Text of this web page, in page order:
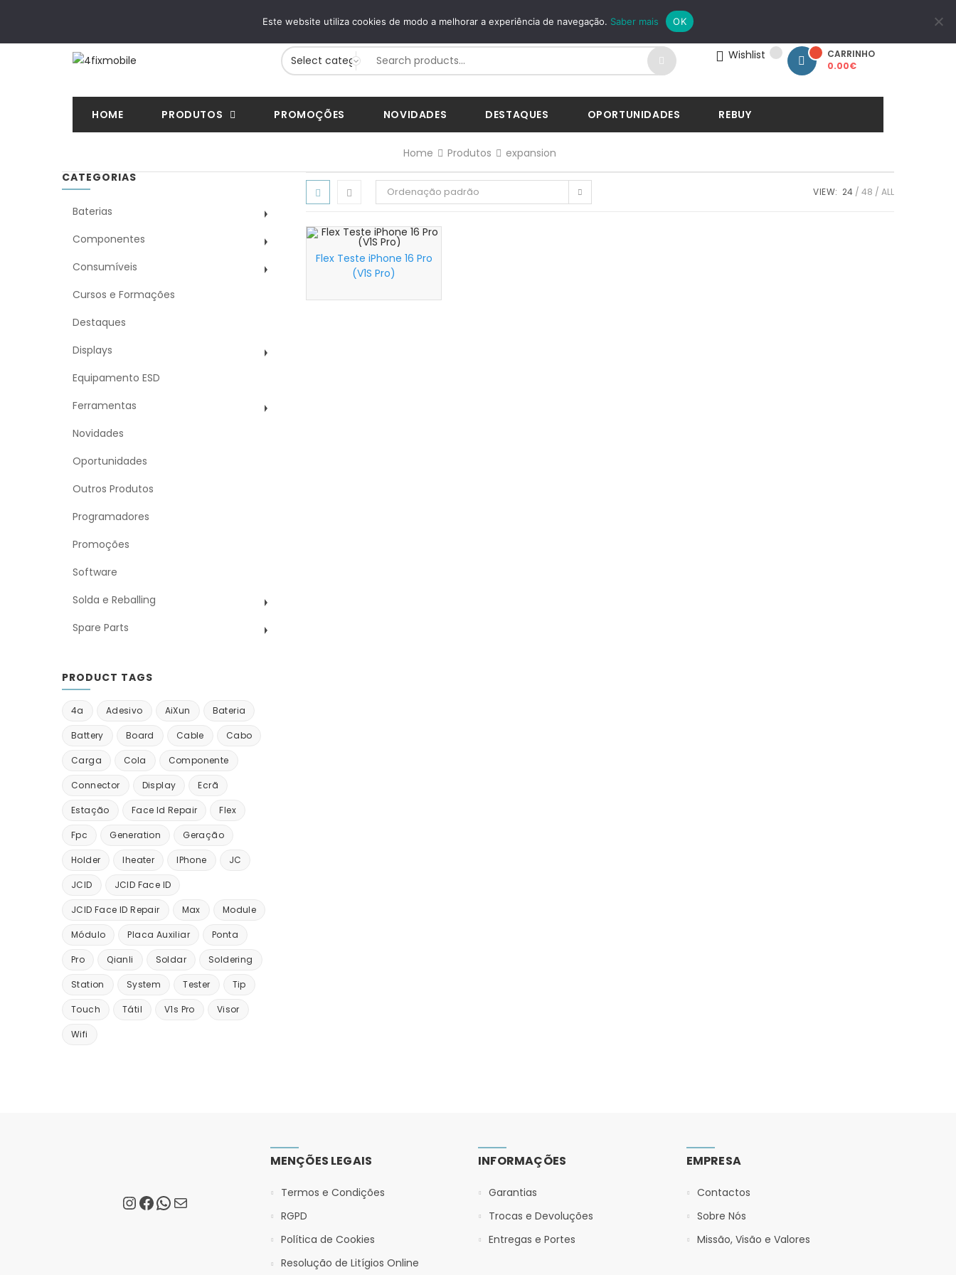
VISA, Mastercard, MBWay... +351 926 268 200
Wishlist
CARRINHO
0.00€
HOME PRODUTOS PROMOÇÕES NOVIDADES DESTAQUES OPORTUNIDADES REBUY
Home Produtos expansion
Ordenação padrão VIEW: 24 48 ALL
Flex Teste iPhone 16 Pro
(V1S Pro)
CATEGORIAS
Baterias
Componentes
Consumíveis
Cursos e Formações
Destaques
Displays
Equipamento ESD
Ferramentas
Novidades
Oportunidades
Outros Produtos
Programadores
Promoções
Software
Solda e Reballing
Spare Parts
PRODUCT TAGS
4a Adesivo AiXun Bateria
Battery Board Cable Cabo
Carga Cola Componente
Connector Display Ecrã
Estação Face Id Repair Flex
Fpc Generation Geração
Holder Iheater IPhone JC
JCID JCID Face ID
JCID Face ID Repair Max Module
Módulo Placa Auxiliar Ponta
Pro Qianli Soldar Soldering
Station System Tester Tip
Touch Tátil V1s Pro Visor
Wifi
MENÇÕES LEGAIS
Termos e Condições
RGPD
Política de Cookies
Resolução de Litígios Online
INFORMAÇÕES
Garantias
Trocas e Devoluções
Entregas e Portes
EMPRESA
Contactos
Sobre Nós
Missão, Visão e Valores
Este website utiliza cookies de modo a melhorar a experiência de navegação. Saber mais OK